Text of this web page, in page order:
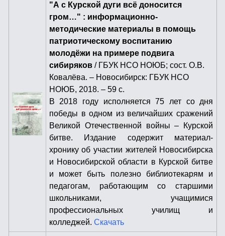
"А с Курской дуги всё доносится
гром…" : информационно-
методические материалы в помощь
патриотическому воспитанию
молодёжи на примере подвига
сибиряков/ ГБУК НСО НОЮБ; сост. О.В.
Ковалёва. – Новосибирск: ГБУК НСО
НОЮБ, 2018. – 59 с.
В 2018 году исполняется 75 лет со дня
победы в одном из величайших сражений
Великой Отечественной войны – Курской
битве. Издание содержит материал-
хронику об участии жителей Новосибирска
и Новосибирской области в Курской битве
и может быть полезно библиотекарям и
педагогам, работающим со старшими
школьниками, учащимися
профессиональных училищ и
колледжей. Скачать